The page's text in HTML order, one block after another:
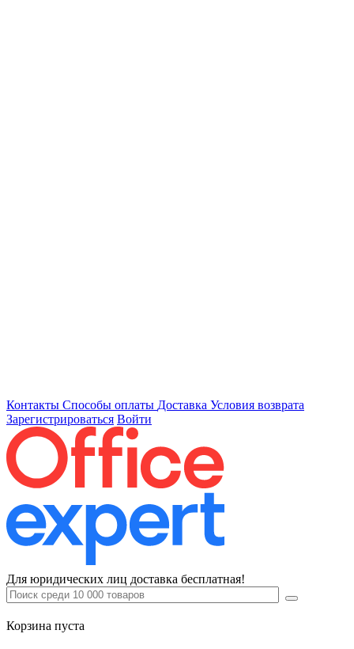
Контакты Способы оплаты Доставка Условия возврата
Зарегистрироваться Войти
Для юридических лиц доставка бесплатная!
Корзина пуста